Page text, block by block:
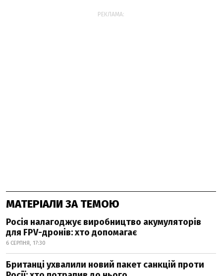
РЕКЛАМА:
МАТЕРІАЛИ ЗА ТЕМОЮ
Росія налагоджує виробництво акумуляторів
для FPV-дронів: хто допомагає
6 СЕРПНЯ, 17:30
Британці ухвалили новий пакет санкцій проти